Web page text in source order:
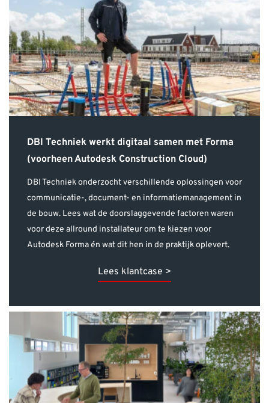
DBI Techniek werkt digitaal samen met Forma
(voorheen Autodesk Construction Cloud)
DBI Techniek onderzocht verschillende oplossingen voor
communicatie-, document- en informatiemanagement in
voor deze allround installateur om te kiezen voor
Autodesk Forma én wat dit hen in de praktijk oplevert.
Lees klantcase >